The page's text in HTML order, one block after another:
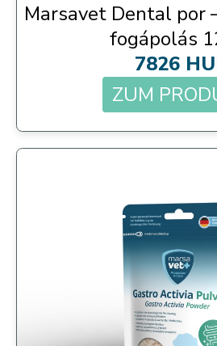
Marsavet Dental por
fogápolás
7826
ZUM